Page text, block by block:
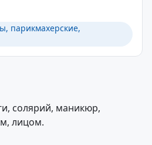
парикмахерские,
солярий, маникюр,
лицом.